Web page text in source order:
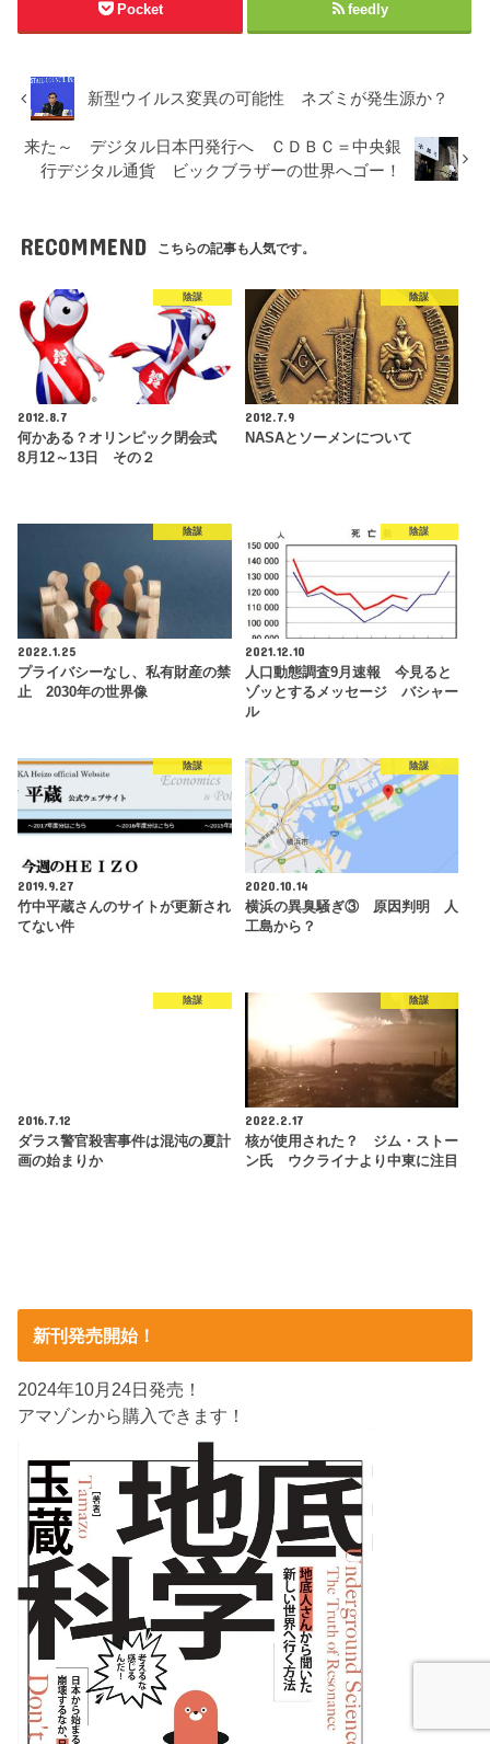
Pocket feedly
新型ウイルス変異の可能性 ネズミが発生源か？
来た～ デジタル日本円発行へ ＣＤＢＣ＝中央銀
行デジタル通貨 ビックブラザーの世界へゴー！
RECOMMEND こちらの記事も人気です。
陰謀
2012.8.7
何かある？オリンピック閉会式
8月12～13日 その２
陰謀
2012.7.9
NASAとソーメンについて
陰謀
2022.1.25
プライバシーなし、私有財産の禁
止 2030年の世界像
陰謀
2021.12.10
人口動態調査9月速報 今見ると
ゾッとするメッセージ バシャー
ル
陰謀
2019.9.27
竹中平蔵さんのサイトが更新され
てない件
陰謀
2020.10.14
横浜の異臭騒ぎ③ 原因判明 人
工島から？
陰謀
2016.7.12
ダラス警官殺害事件は混沌の夏計
画の始まりか
陰謀
2022.2.17
核が使用された？ ジム・ストー
ン氏 ウクライナより中東に注目
新刊発売開始！
2024年10月24日発売！
アマゾンから購入できます！